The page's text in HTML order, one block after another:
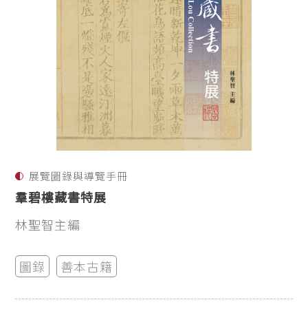
展覽圖錄與導覽手冊
羣碧樓藏書特展
林聖智主編
圖錄 善本古籍